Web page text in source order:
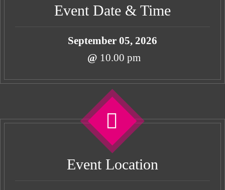
Event Date & Time
September 05, 2026
@ 10.00 pm
Event Location